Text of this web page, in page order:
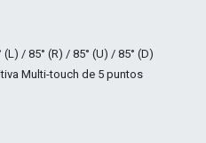
/ 85° (R) / 85° (U) / 85° (D)
Multi-touch de 5 puntos